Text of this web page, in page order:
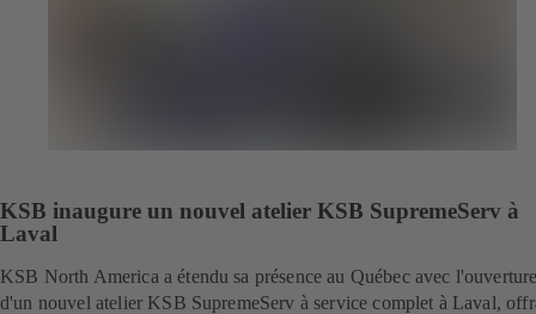
KSB inaugure un nouvel atelier KSB SupremeServ à
Laval
KSB North America a étendu sa présence au Québec avec
d'un nouvel atelier KSB SupremeServ à service complet à Laval,